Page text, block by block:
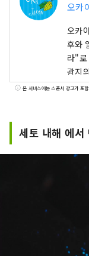
오카
오카
후와
라"로
광지
한 세
은 단
백도,
겨보세요! 오카야마 에는
원
을
지
본 서비스에는 스폰서 광고가 포
세토 내해 에서